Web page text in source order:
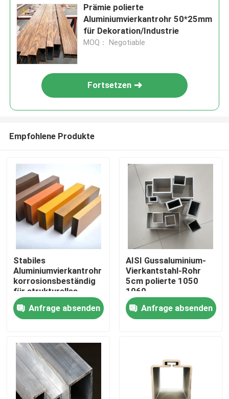
Über uns
Kontakte
Prämie polierte
Aluminiumvierkantrohr 50*25mm
für Dekoration/Industrie
MOQ： Negotiable
Fortsetzen
Empfohlene Produkte
Stabiles
Aluminiumvierkantrohr
korrosionsbeständig
für strukturelles
Anfrage absenden
AISI Gussaluminium-
Vierkantstahl-Rohr
5cm polierte 1050
1060
Anfrage absenden